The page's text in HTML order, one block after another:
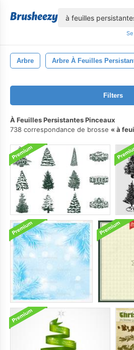
Arbre Arbre À Feuilles
Filters
À Feuilles Persistantes Pinceaux
738 correspondance de brosse
à